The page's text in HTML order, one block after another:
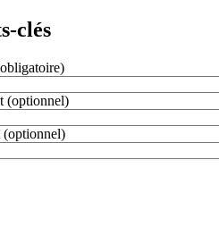
clés
(optionnel)
(optionnel)